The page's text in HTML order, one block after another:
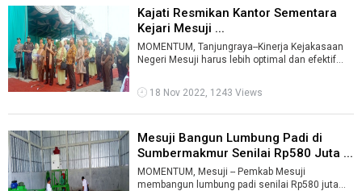
Kajati Resmikan Kantor Sementara
Kejari Mesuji ...
MOMENTUM, Tanjungraya--Kinerja Kejakasaan
Negeri Mesuji harus lebih optimal dan efektif
18 Nov 2022, 1243 Views
Mesuji Bangun Lumbung Padi di
Sumbermakmur Senilai Rp580 Juta ...
MOMENTUM, Mesuji -- Pemkab Mesuji
membangun lumbung padi senilai Rp580 juta